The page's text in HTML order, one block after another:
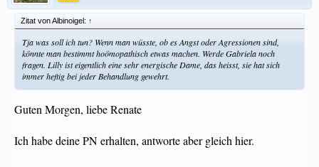
Zitat von Albinoigel: ↑
Tja was soll ich tun? Wenn man wüsste, ob es Angst oder Agressionen sind,
könnte man bestimmt hoömopathisch etwas machen. Werde Gabriela noch
fragen. Lilly ist eigentlich eine sehr energische Dame, das heisst, sie hat sich
immer heftig bei jeder Behandlung gewehrt.
Guten Morgen, liebe Renate
Ich habe deine PN erhalten, antworte aber gleich hier.